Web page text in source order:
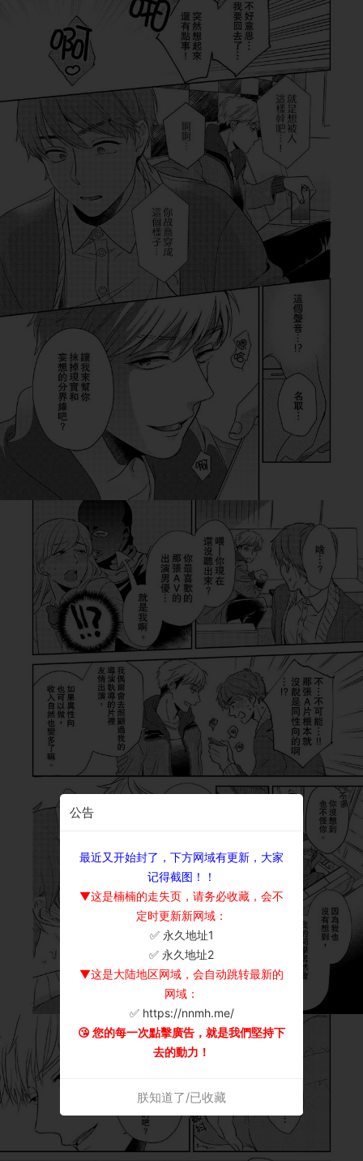
公告
最近又开始封了，下方网域有更新，大家
记得截图！！
▼这是楠楠的走失页，请务必收藏，会不
定时更新新网域：
✅ 永久地址1
✅ 永久地址2
▼这是大陆地区网域，会自动跳转最新的
网域：
✅ https://nnmh.me/
😘 您的每一次點擊廣告，就是我們堅持下
去的動力！
朕知道了/已收藏